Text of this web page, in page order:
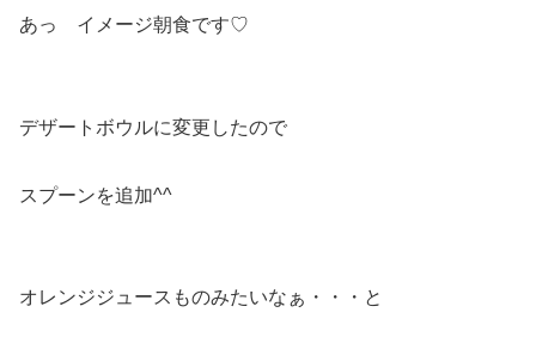
あっ イメージ朝食です♡
デザートボウルに変更したので
スプーンを追加^^
オレンジジュースものみたいなぁ・・・と